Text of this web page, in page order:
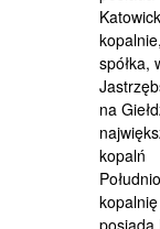
spółka,
na
kopalń
posiada